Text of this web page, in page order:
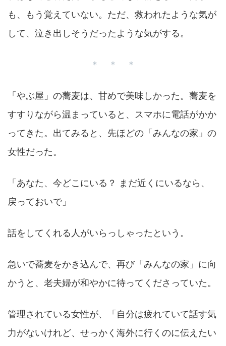
も、もう覚えていない。ただ、救われたような気が
して、泣き出しそうだったような気がする。
＊ ＊ ＊
「やぶ屋」の蕎麦は、甘めで美味しかった。蕎麦を
すすりながら温まっていると、スマホに電話がかか
ってきた。出てみると、先ほどの「みんなの家」の
女性だった。
「あなた、今どこにいる？ まだ近くにいるなら、
戻っておいで」
話をしてくれる人がいらっしゃったという。
急いで蕎麦をかき込んで、再び「みんなの家」に向
かうと、老夫婦が和やかに待ってくださっていた。
管理されている女性が、「自分は疲れていて話す気
力がないけれど、せっかく海外に行くのに伝えたい